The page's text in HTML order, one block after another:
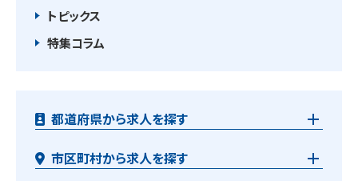
トピックス
特集コラム
都道府県から求人を探す
市区町村から求人を探す